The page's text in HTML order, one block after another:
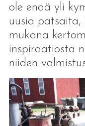
ole enää yli
uusia
mukana
inspiraatiosta
niiden